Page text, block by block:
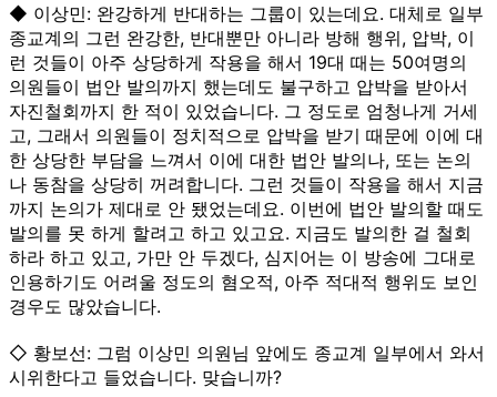
◆ 이상민: 완강하게 반대하는 그룹이 있는데요. 대체로 일부
종교계의 그런 완강한, 반대뿐만 아니라 방해 행위, 압박, 이
런 것들이 아주 상당하게 작용을 해서 19대 때는 50여명의
의원들이 법안 발의까지 했는데도 불구하고 압박을 받아서
자진철회까지 한 적이 있었습니다. 그 정도로 엄청나게 거세
고, 그래서 의원들이 정치적으로 압박을 받기 때문에 이에 대
한 상당한 부담을 느껴서 이에 대한 법안 발의나, 또는 논의
나 동참을 상당히 꺼려합니다. 그런 것들이 작용을 해서 지금
까지 논의가 제대로 안 됐었는데요. 이번에 법안 발의할 때도
발의를 못 하게 할려고 하고 있고요. 지금도 발의한 걸 철회
하라 하고 있고, 가만 안 두겠다, 심지어는 이 방송에 그대로
인용하기도 어려울 정도의 혐오적, 아주 적대적 행위도 보인
경우도 많았습니다.
◇ 황보선: 그럼 이상민 의원님 앞에도 종교계 일부에서 와서
시위한다고 들었습니다. 맞습니까?